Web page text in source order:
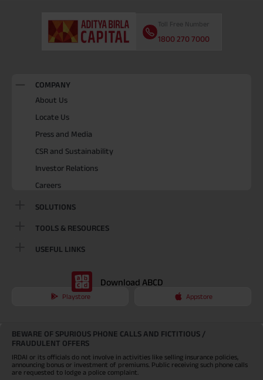
Toll Free Number
1800 270 7000
COMPANY
About Us
Locate Us
Press and Media
CSR and Sustainability
Investor Relations
Careers
SOLUTIONS
TOOLS & RESOURCES
USEFUL LINKS
Download ABCD
Playstore Appstore
BEWARE OF SPURIOUS PHONE CALLS AND FICTITIOUS /
FRAUDULENT OFFERS
IRDAI or its officials do not involve in activities like selling insurance policies,
announcing bonus or investment of premiums. Public receiving such phone calls
are requested to lodge a police complaint.